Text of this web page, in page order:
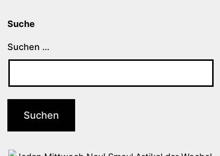
Suche
Suchen …